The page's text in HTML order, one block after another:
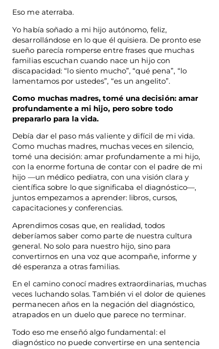
Eso me aterraba.
Yo había soñado a mi hijo autónomo, feliz,
desarrollándose en lo que él quisiera. De pronto ese
sueño parecía romperse entre frases que muchas
familias escuchan cuando nace un hijo con
discapacidad: “lo siento mucho”, “qué pena”, “lo
lamentamos por ustedes”, “es un angelito”.
Como muchas madres, tomé una decisión: amar
profundamente a mi hijo, pero sobre todo
prepararlo para la vida.
Debía dar el paso más valiente y difícil de mi vida.
Como muchas madres, muchas veces en silencio,
tomé una decisión: amar profundamente a mi hijo,
con la enorme fortuna de contar con el padre de mi
hijo —un médico pediatra, con una visión clara y
científica sobre lo que significaba el diagnóstico—,
juntos empezamos a aprender: libros, cursos,
capacitaciones y conferencias.
Aprendimos cosas que, en realidad, todos
deberíamos saber como parte de nuestra cultura
general. No solo para nuestro hijo, sino para
convertirnos en una voz que acompañe, informe y
dé esperanza a otras familias.
En el camino conocí madres extraordinarias, muchas
veces luchando solas. También vi el dolor de quienes
permanecen años en la negación del diagnóstico,
atrapados en un duelo que parece no terminar.
Todo eso me enseñó algo fundamental: el
diagnóstico no puede convertirse en una sentencia